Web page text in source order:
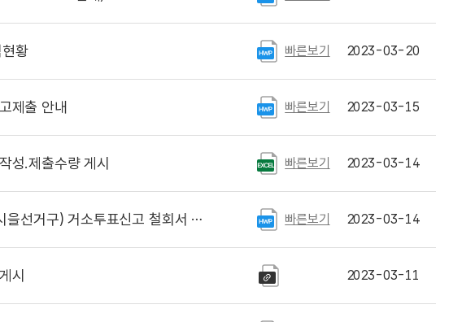
황 빠른보기 2023-03-20
제출 안내 빠른보기 2023-03-15
성.제출수량 게시 빠른보기 2023-03-14
거구) 거소투표신고 철회서 서식 빠른보기 2023-03-14
시 2023-03-11